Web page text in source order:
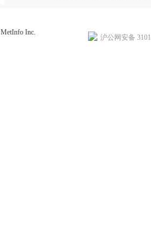
MetInfo Inc.
沪公网安备